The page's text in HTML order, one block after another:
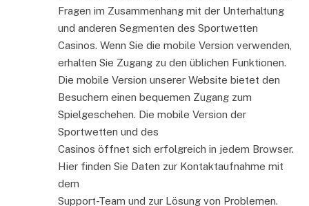
Fragen im Zusammenhang mit der Unterhaltung
und anderen Segmenten des Sportwetten
Casinos. Wenn Sie die mobile Version verwenden,
erhalten Sie Zugang zu den üblichen Funktionen.
Die mobile Version unserer Website bietet den
Besuchern einen bequemen Zugang zum
Spielgeschehen. Die mobile Version der
Sportwetten und des
Casinos öffnet sich erfolgreich in jedem Browser.
Hier finden Sie Daten zur Kontaktaufnahme mit
dem
Support-Team und zur Lösung von Problemen.